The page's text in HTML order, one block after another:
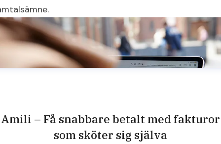
Amili – Få snabbare betalt med fakturor
som sköter sig själva